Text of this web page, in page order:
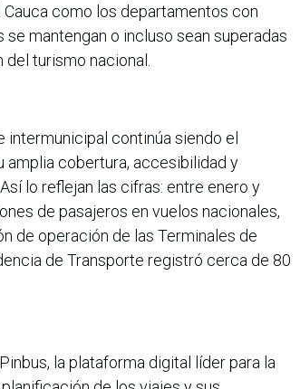
como los departamentos con
mantengan o incluso sean superadas
turismo nacional.
intermunicipal continúa siendo el
amplia cobertura, accesibilidad y
lo reflejan las cifras: entre enero y
de pasajeros en vuelos nacionales,
de operación de las Terminales de
de Transporte registró cerca de 80
la plataforma digital líder para la